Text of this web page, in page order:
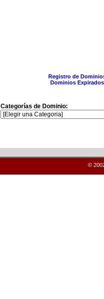
Registro de
Dominios Expirados
Categorías de Dominio:
©